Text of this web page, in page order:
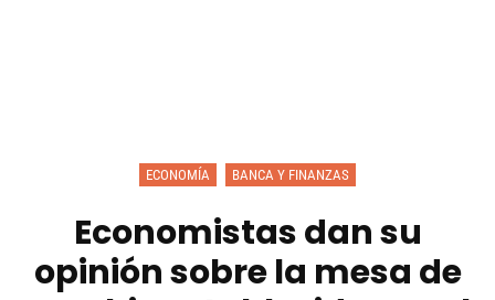
ECONOMÍA BANCA Y FINANZAS
Economistas dan su
opinión sobre la mesa de